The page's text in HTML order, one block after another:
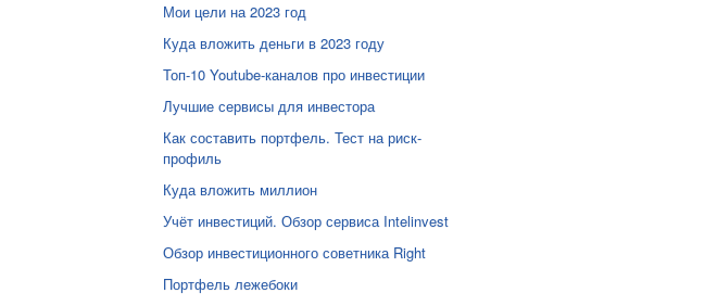
Мои цели на 2023 год
Куда вложить деньги в 2023 году
Топ-10 Youtube-каналов про инвестиции
Лучшие сервисы для инвестора
Как составить портфель. Тест на риск-
профиль
Куда вложить миллион
Учёт инвестиций. Обзор сервиса Intelinvest
Обзор инвестиционного советника Right
Портфель лежебоки